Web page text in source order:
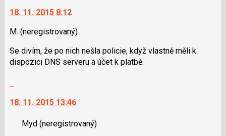
18. 11. 2015 8:12
M. (neregistrovaný)
Se divím, že po nich nešla policie, když vlastně měli k
dispozici DNS serveru a účet k platbě.
další
názor.
18. 11. 2015 13:46
Myd (neregistrovaný)